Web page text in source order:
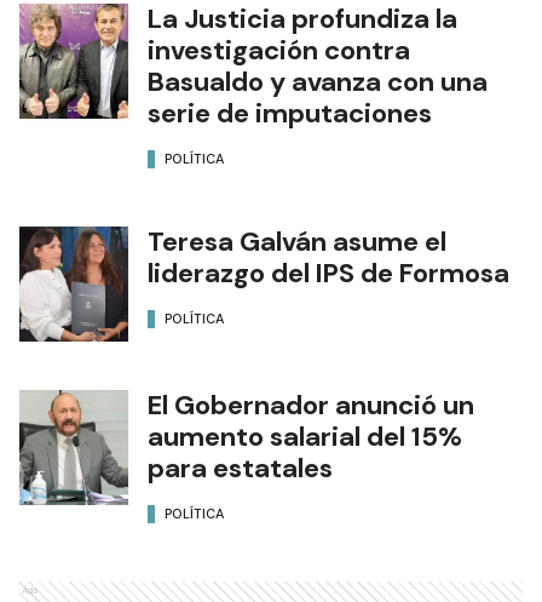
La Justicia profundiza la
investigación contra
Basualdo y avanza con una
serie de imputaciones
POLÍTICA
Teresa Galván asume el
liderazgo del IPS de Formosa
POLÍTICA
El Gobernador anunció un
aumento salarial del 15%
para estatales
POLÍTICA
Ads